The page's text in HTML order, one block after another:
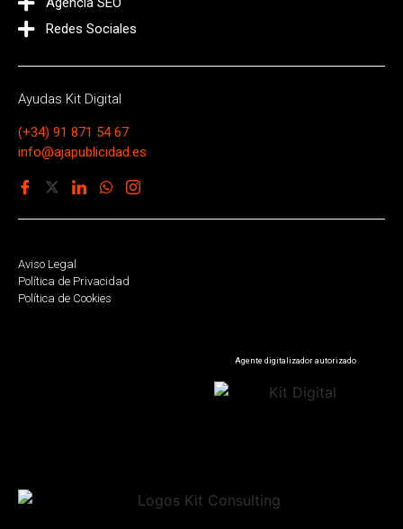
Redes Sociales
Ayudas Kit Digital
(+34) 91 871 54 67
info@ajapublicidad.es
Aviso Legal
Política de Privacidad
Política de Cookies
Agente digitalizador autorizado